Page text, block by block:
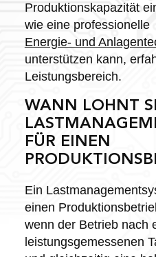
Produktionskapazität
wie eine professionelle
Energie- und
unterstützen kann,
Leistungsbereich.
WANN LOHNT
FÜR EINEN
Ein
einen
wenn der Betrieb nach
leistungsgemessenen